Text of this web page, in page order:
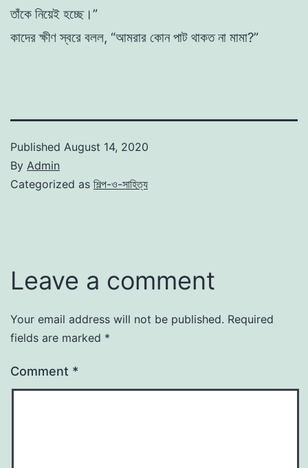
তাঁকে নিয়েই হচ্ছে।”
কাদেরক্ষীণস্বরে বলল, “আমরার কোনপাট থাকতনা মামা?”
Published August 14, 2020
By Admin
Categorized as শিল্প-ও-সাহিত্য
Leave a comment
Your email address will not be published. Required
fields are marked *
Comment *